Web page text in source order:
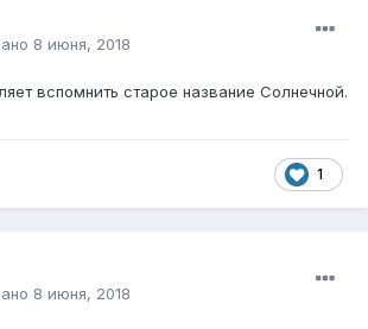
8 июня, 2018
вспомнить старое название Солнечной.
1
8 июня, 2018